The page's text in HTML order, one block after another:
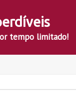
tempo limitado!